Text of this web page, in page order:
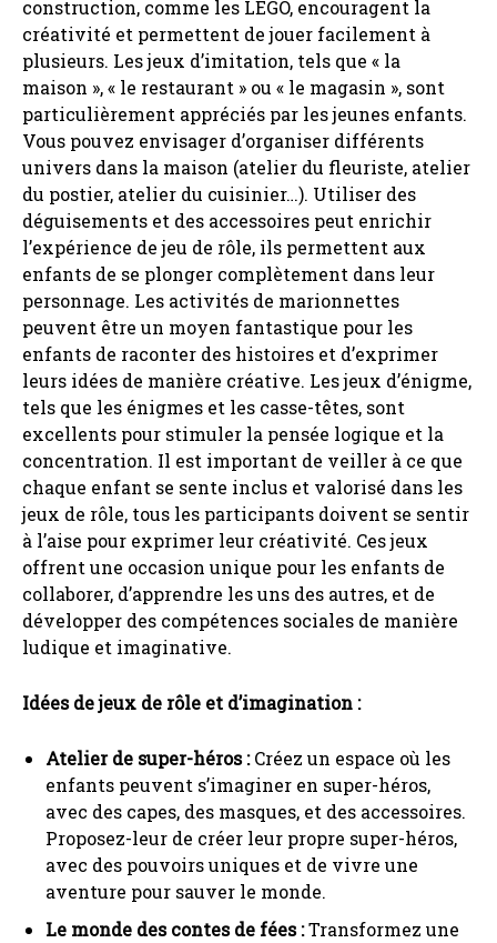
construction, comme les LEGO, encouragent la
créativité et permettent de jouer facilement à
plusieurs. Les jeux d’imitation, tels que « la
maison », « le restaurant » ou « le magasin », sont
particulièrement appréciés par les jeunes enfants.
Vous pouvez envisager d’organiser différents
univers dans la maison (atelier du fleuriste, atelier
du postier, atelier du cuisinier…). Utiliser des
déguisements et des accessoires peut enrichir
l’expérience de jeu de rôle, ils permettent aux
enfants de se plonger complètement dans leur
personnage. Les activités de marionnettes
peuvent être un moyen fantastique pour les
enfants de raconter des histoires et d’exprimer
leurs idées de manière créative. Les jeux d’énigme,
tels que les énigmes et les casse-têtes, sont
excellents pour stimuler la pensée logique et la
concentration. Il est important de veiller à ce que
chaque enfant se sente inclus et valorisé dans les
jeux de rôle, tous les participants doivent se sentir
à l’aise pour exprimer leur créativité. Ces jeux
offrent une occasion unique pour les enfants de
collaborer, d’apprendre les uns des autres, et de
développer des compétences sociales de manière
ludique et imaginative.
Idées de jeux de rôle et d’imagination :
Atelier de super-héros :Créez un espace où les
enfants peuvent s’imaginer en super-héros,
avec des capes, des masques, et des accessoires.
Proposez-leur de créer leur propre super-héros,
avec des pouvoirs uniques et de vivre une
aventure pour sauver le monde.
Le monde des contes de fées :Transformez une